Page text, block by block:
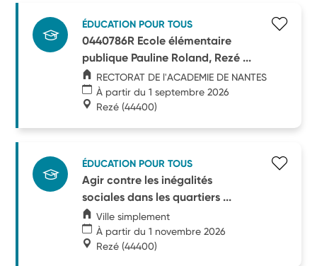
ÉDUCATION POUR TOUS
0440786R Ecole élémentaire
publique Pauline Roland, Rezé ...
RECTORAT DE l'ACADEMIE DE NANTES
À partir du 1 septembre 2026
Rezé (44400)
ÉDUCATION POUR TOUS
Agir contre les inégalités
sociales dans les quartiers ...
Ville simplement
À partir du 1 novembre 2026
Rezé (44400)